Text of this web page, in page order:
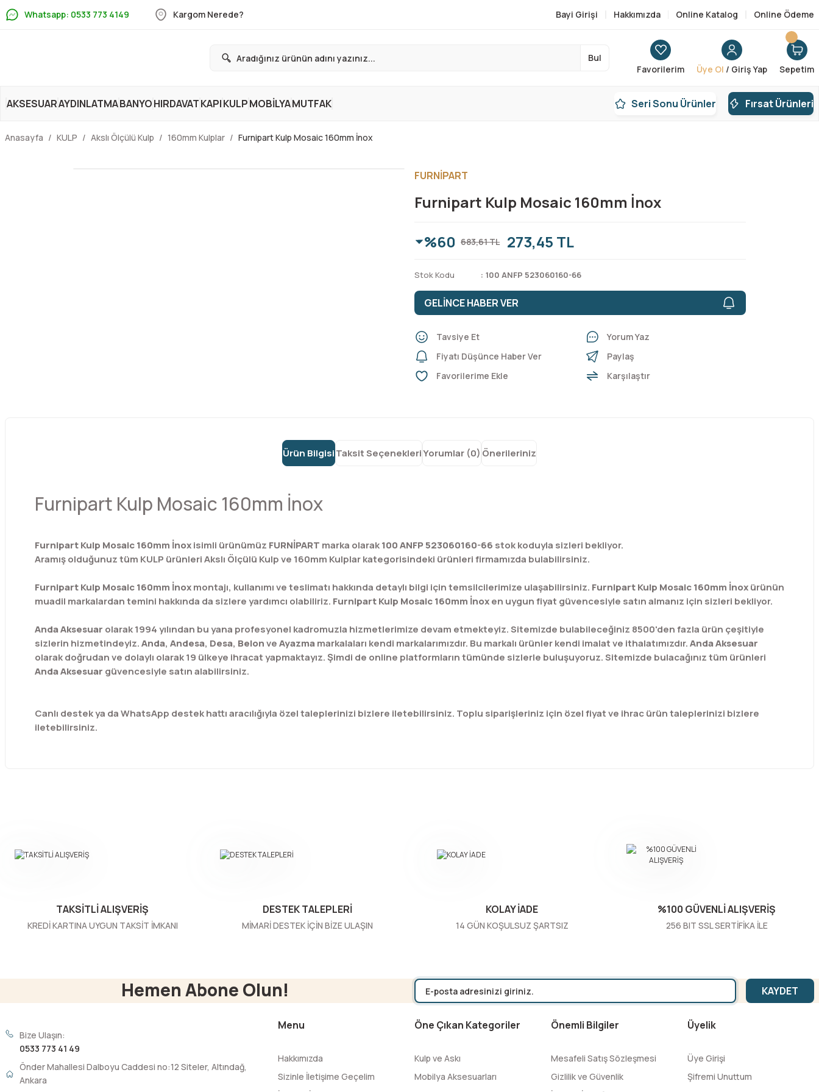
Whatsapp: 0533 773 4149 Kargom Nerede? Bayi Girişi Hakkımızda Online Katalog Online Ödeme
Bul
Favorilerim
Üye Ol / Giriş Yap Sepetim
AKSESUARAYDINLATMABANYOHIRDAVATKAPIKULPMOBİLYAMUTFAK Seri Sonu Ürünler Fırsat Ürünleri
Anasayfa KULP Akslı Ölçülü Kulp 160mm Kulplar Furnipart Kulp Mosaic 160mm İnox
FURNİPART
Furnipart Kulp Mosaic 160mm İnox
%60 683,61 TL 273,45 TL
Stok Kodu 100 ANFP 523060160-66
GELİNCE HABER VER
Tavsiye Et
Yorum Yaz
Fiyatı Düşünce Haber Ver
Paylaş
Karşılaştır
Ürün BilgisiTaksit SeçenekleriYorumlar (0) Önerileriniz
Furnipart Kulp Mosaic 160mm İnox
Furnipart Kulp Mosaic 160mm İnoxisimli ürünümüz FURNİPART marka olarak100 ANFP 523060160-66 stok koduyla sizleri bekliyor.
Aramış olduğunuz tüm KULP ürünleri Akslı Ölçülü Kulp ve 160mm Kulplar kategorisindeki ürünleri firmamızda bulabilirsiniz.
Furnipart Kulp Mosaic 160mm İnoxmontajı, kullanımı ve teslimatı hakkında detaylı bilgi için temsilcilerimize ulaşabilirsiniz. Furnipart Kulp Mosaic 160mm İnoxürünün
muadil markalardan temini hakkında da sizlere yardımcı olabiliriz. Furnipart Kulp Mosaic 160mm İnoxen uygun fiyat güvencesiyle satın almanız için sizleri bekliyor.
Anda Aksesuar olarak 1994 yılından bu yana profesyonel kadromuzla hizmetlerimize devam etmekteyiz. Sitemizde bulabileceğiniz 8500'den fazla ürün çeşitiyle
sizlerin hizmetindeyiz.Anda, Andesa, Desa, BelonveAyazma markalaları kendi markalarımızdır. Bu markalı ürünler kendi imalat ve ithalatımızdır.Anda Aksesuar
olarak doğrudan ve dolaylı olarak 19 ülkeye ihracat yapmaktayız. Şimdi de online platformların tümünde sizlerle buluşuyoruz. Sitemizde bulacağınız tüm ürünleri
Anda Aksesuar güvencesiyle satın alabilirsiniz.
Canlı destek ya da WhatsApp destek hattı aracılığıyla özel taleplerinizi bizlere iletebilirsiniz. Toplu siparişleriniz için özel fiyat ve ihrac ürün taleplerinizi bizlere
iletebilirsiniz.
Ürün bilgilerinde hatalar bulunuyor.
Gönder
TAKSİTLİ ALIŞVERİŞ
KREDİ KARTINA UYGUN TAKSİT İMKANI
DESTEK TALEPLERİ
MİMARİ DESTEK İÇİN BİZE ULAŞIN
KOLAY İADE
14 GÜN KOŞULSUZ ŞARTSIZ
%100 GÜVENLİ ALIŞVERİŞ
256 BIT SSL SERTİFİKA İLE
Hemen Abone Olun! KAYDET
Bize Ulaşın:
0533 773 41 49
Önder Mahallesi Dalboyu Caddesi no:12 Siteler, Altındağ,
Ankara
Menu
Hakkımızda
Sizinle İletişime Geçelim
Öne Çıkan Kategoriler
Kulp ve Askı
Mobilya Aksesuarları
Önemli Bilgiler
Mesafeli Satış Sözleşmesi
Gizlilik ve Güvenlik
Üyelik
Üye Girişi
Şifremi Unuttum